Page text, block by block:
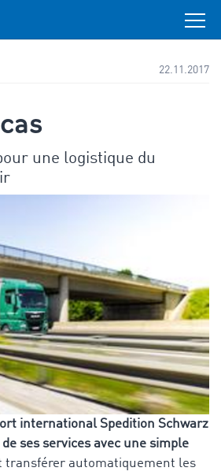
22.11.2017
une logistique du
international Spedition Schwarz
ses services avec une simple
transférer automatiquement les